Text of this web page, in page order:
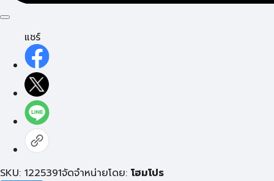
แชร์
SKU: 1225391จัดจำหน่ายโดย: โฮมโปร